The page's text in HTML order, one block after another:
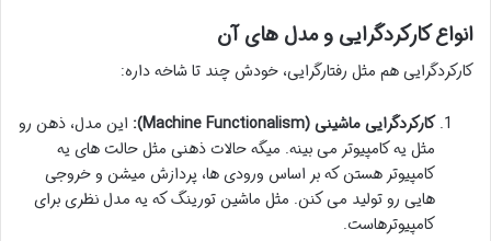
انواع کارکردگرایی و مدل های آن
کارکردگرایی هم مثل رفتارگرایی، خودش چند تا شاخه داره:
کارکردگرایی ماشینی (Machine Functionalism):
این مدل، ذهن رو
مثل یه کامپیوتر می بینه. میگه حالات ذهنی مثل حالت های یه
کامپیوتر هستن که بر اساس ورودی ها، پردازش میشن و خروجی
هایی رو تولید می کنن. مثل ماشین تورینگ که یه مدل نظری برای
کامپیوترهاست.